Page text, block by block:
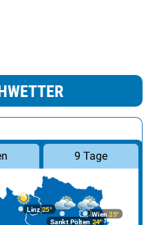
9 Tage
Linz25°
Wien 25°
Sankt Pölten 24°